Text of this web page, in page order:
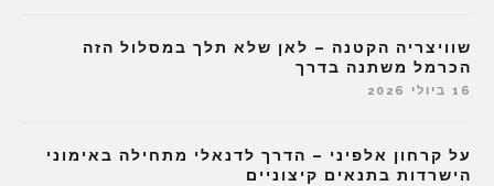
שוויצריה הקטנה – לאן שלא תלך במסלול הזה
הכרמל משתנה בדרך
16 ביולי 2026
על קרחון אלפיני – הדרך לדנאלי מתחילה באימוני
הישרדות בתנאים קיצוניים